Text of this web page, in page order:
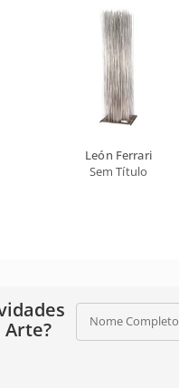
León Ferrari
Sem Título
Arte?
Nome Completo